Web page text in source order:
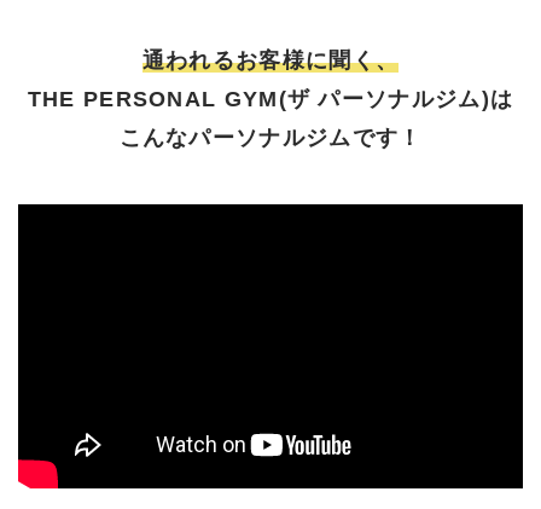
通われるお客様に聞く、
THE PERSONAL GYM(ザ パーソナルジム)は
こんなパーソナルジムです！